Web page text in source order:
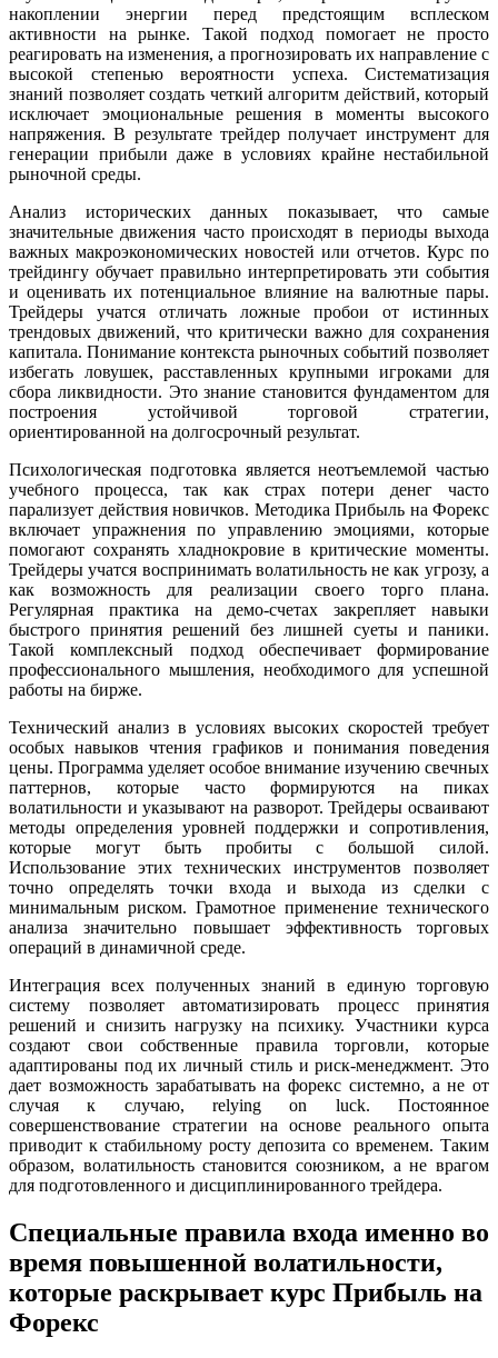
накоплении энергии перед предстоящим всплеском
активности на рынке. Такой подход помогает не просто
реагировать на изменения, а прогнозировать их направление с
высокой степенью вероятности успеха. Систематизация
знаний позволяет создать четкий алгоритм действий, который
исключает эмоциональные решения в моменты высокого
напряжения. В результате трейдер получает инструмент для
генерации прибыли даже в условиях крайне нестабильной
рыночной среды.
Анализ исторических данных показывает, что самые
значительные движения часто происходят в периоды выхода
важных макроэкономических новостей или отчетов. Курс по
трейдингу обучает правильно интерпретировать эти события
и оценивать их потенциальное влияние на валютные пары.
Трейдеры учатся отличать ложные пробои от истинных
трендовых движений, что критически важно для сохранения
капитала. Понимание контекста рыночных событий позволяет
избегать ловушек, расставленных крупными игроками для
сбора ликвидности. Это знание становится фундаментом для
построения устойчивой торговой стратегии,
ориентированной на долгосрочный результат.
Психологическая подготовка является неотъемлемой частью
учебного процесса, так как страх потери денег часто
парализует действия новичков. Методика Прибыль на Форекс
включает упражнения по управлению эмоциями, которые
помогают сохранять хладнокровие в критические моменты.
Трейдеры учатся воспринимать волатильность не как угрозу, а
как возможность для реализации своего торго плана.
Регулярная практика на демо-счетах закрепляет навыки
быстрого принятия решений без лишней суеты и паники.
Такой комплексный подход обеспечивает формирование
профессионального мышления, необходимого для успешной
работы на бирже.
Технический анализ в условиях высоких скоростей требует
особых навыков чтения графиков и понимания поведения
цены. Программа уделяет особое внимание изучению свечных
паттернов, которые часто формируются на пиках
волатильности и указывают на разворот. Трейдеры осваивают
методы определения уровней поддержки и сопротивления,
которые могут быть пробиты с большой силой.
Использование этих технических инструментов позволяет
точно определять точки входа и выхода из сделки с
минимальным риском. Грамотное применение технического
анализа значительно повышает эффективность торговых
операций в динамичной среде.
Интеграция всех полученных знаний в единую торговую
систему позволяет автоматизировать процесс принятия
решений и снизить нагрузку на психику. Участники курса
создают свои собственные правила торговли, которые
адаптированы под их личный стиль и риск-менеджмент. Это
дает возможность зарабатывать на форекс системно, а не от
случая к случаю, relying on luck. Постоянное
совершенствование стратегии на основе реального опыта
приводит к стабильному росту депозита со временем. Таким
образом, волатильность становится союзником, а не врагом
для подготовленного и дисциплинированного трейдера.
Специальные правила входа именно во
время повышенной волатильности,
которые раскрывает курс Прибыль на
Форекс